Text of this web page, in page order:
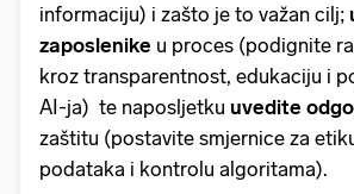
informaciju) i zašto je to važan cilj;
zaposlenike u proces (podignite
kroz transparentnost, edukaciju i
AI-ja) te naposljetku uvedite
zaštitu (postavite smjernice za
podataka i kontrolu algoritama).